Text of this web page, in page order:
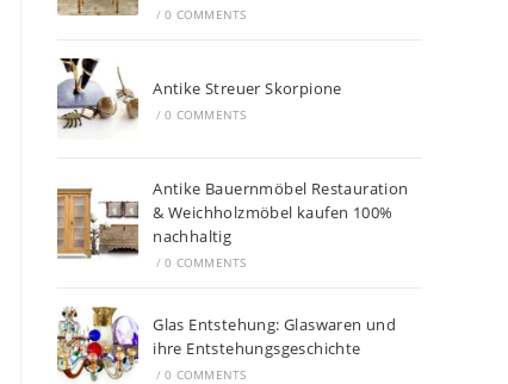
/ 0 COMMENTS
Antike Streuer Skorpione
/ 0 COMMENTS
Antike Bauernmöbel Restauration
& Weichholzmöbel kaufen 100%
nachhaltig
/ 0 COMMENTS
Glas Entstehung: Glaswaren und
ihre Entstehungsgeschichte
/ 0 COMMENTS